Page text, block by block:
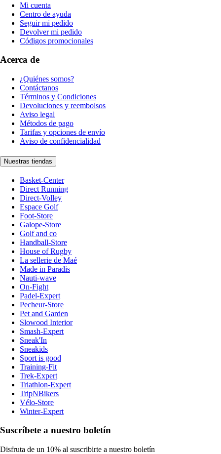
Mi cuenta
Centro de ayuda
Seguir mi pedido
Devolver mi pedido
Códigos promocionales
Acerca de
¿Quiénes somos?
Contáctanos
Términos y Condiciones
Devoluciones y reembolsos
Aviso legal
Métodos de pago
Tarifas y opciones de envío
Aviso de confidencialidad
Nuestras tiendas
Basket-Center
Direct Running
Direct-Volley
Espace Golf
Foot-Store
Galope-Store
Golf and co
Handball-Store
House of Rugby
La sellerie de Maé
Made in Paradis
Nauti-wave
On-Fight
Padel-Expert
Pecheur-Store
Pet and Garden
Slowood Interior
Smash-Expert
Sneak'In
Sneakids
Sport is good
Training-Fit
Trek-Expert
Triathlon-Expert
TripNBikers
Vélo-Store
Winter-Expert
Suscríbete a nuestro boletín
Disfruta de un 10% al suscribirte a nuestro boletín